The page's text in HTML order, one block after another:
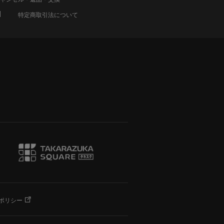
特定商取引法について
リシー